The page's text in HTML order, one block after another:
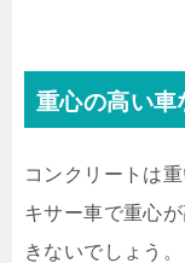
重心の高い車
コンクリートは
キサー車で重心
きないでしょう。